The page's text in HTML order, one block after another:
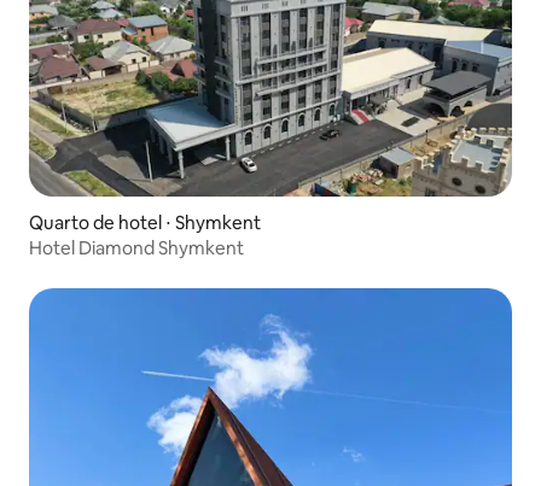
Quarto de hotel ⋅ Shymkent
Hotel Diamond Shymkent